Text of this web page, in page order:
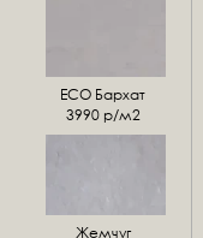
ECO Бархат
3990 р/м2
Жемчуг